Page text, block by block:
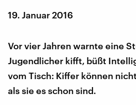
19. Januar 2016
Vor vier Jahren warnte eine
Jugendlicher kifft, büßt
vom Tisch: Kiffer können
als sie es schon sind.